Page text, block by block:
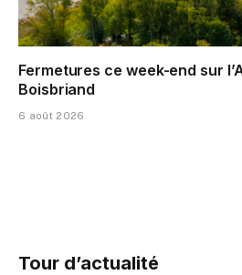
Fermetures ce week-end sur
Boisbriand
6 août 2026
Tour d’actualité